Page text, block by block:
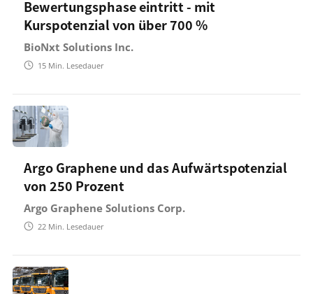
Bewertungsphase eintritt - mit
Kurspotenzial von über 700 %
BioNxt Solutions Inc.
15 Min. Lesedauer
Argo Graphene und das Aufwärtspotenzial
von 250 Prozent
Argo Graphene Solutions Corp.
22 Min. Lesedauer